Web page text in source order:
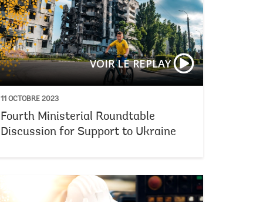
VOIR LE REPLAY
11 OCTOBRE 2023
Fourth Ministerial Roundtable
Discussion for Support to Ukraine
indispensables pour juguler la dette Séance plénière